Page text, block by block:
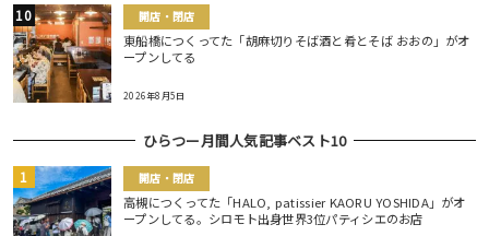
開店・閉店
東船橋につくってた「胡麻切りそば酒と肴とそば おおの」がオ
ープンしてる
2026年8月5日
ひらつー月間人気記事ベスト10
開店・閉店
高槻につくってた「HALO, patissier KAORU YOSHIDA」がオ
ープンしてる。シロモト出身世界3位パティシエのお店